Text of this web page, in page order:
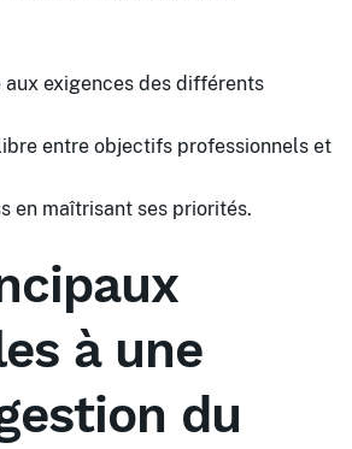
aux exigences des différents
entre objectifs professionnels et
en maîtrisant ses priorités.
à une
du